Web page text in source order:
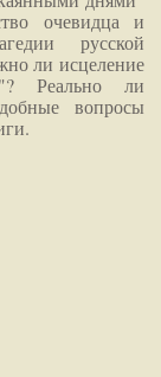
очевидца и
русской
ли исцеление
Реально ли
вопросы